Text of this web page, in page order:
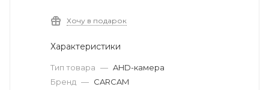
Хочу в подарок
Характеристики
Тип товара — AHD-камера
Бренд — CARCAM